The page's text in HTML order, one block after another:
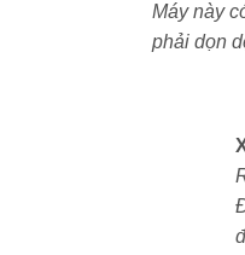
sao
Máy này
phải dọn